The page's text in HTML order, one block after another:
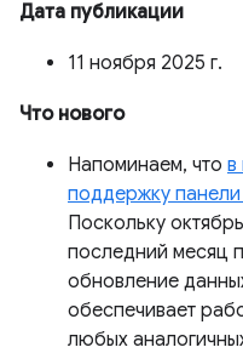
Дата публикации
11 ноября 2025 г.
Что нового
Напоминаем, что в
поддержку
Поскольку
последний месяц
обновление
обеспечивает
любых